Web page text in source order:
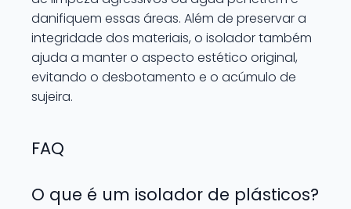
danifiquem essas áreas. Além de preservar a
integridade dos materiais, o isolador também
ajuda a manter o aspecto estético original,
evitando o desbotamento e o acúmulo de
sujeira.
FAQ
O que é um isolador de plásticos?